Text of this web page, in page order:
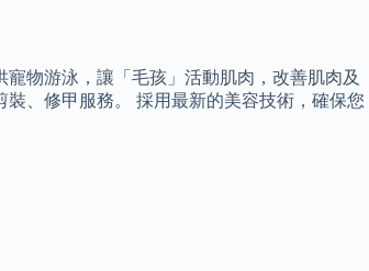
物游泳，讓「毛孩」活動肌肉，改善肌肉及
、修甲服務。 採用最新的美容技術，確保您